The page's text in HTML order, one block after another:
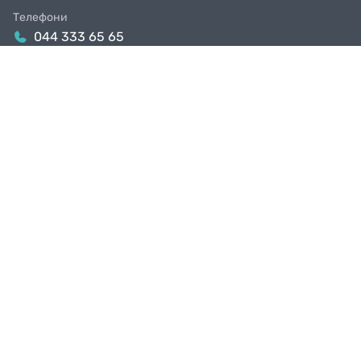
Телефони
044 333 65 65